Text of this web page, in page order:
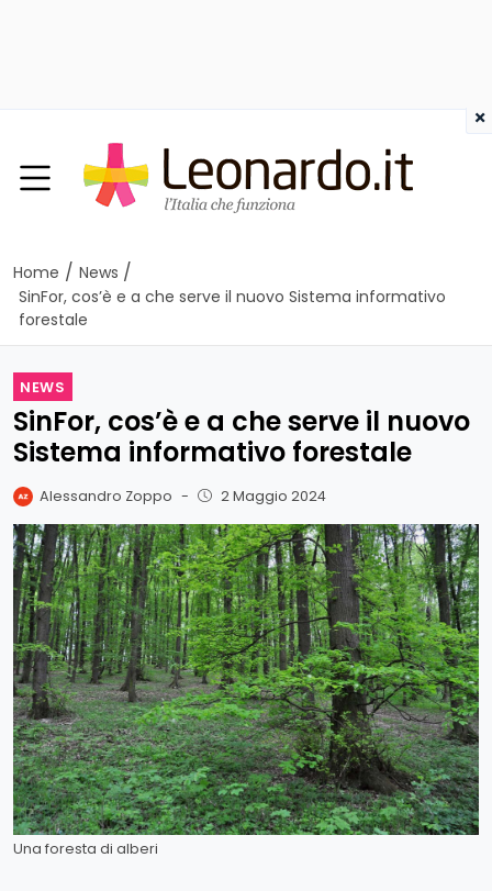
Home / News /
SinFor, cos’è e a che serve il nuovo Sistema informativo
forestale
NEWS
SinFor, cos’è e a che serve il nuovo
Sistema informativo forestale
Alessandro Zoppo - 2 Maggio 2024
Una foresta di alberi
×